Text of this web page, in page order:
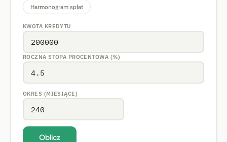
Harmonogram spłat
KWOTA KREDYTU
ROCZNA STOPA PROCENTOWA (%)
OKRES (MIESIĄCE)
Oblicz